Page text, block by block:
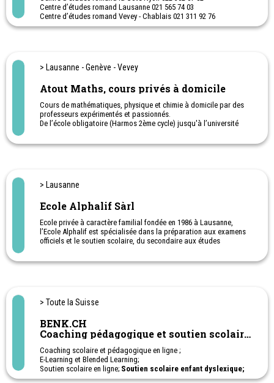
Centre d’études romand Lausanne 021 565 74 03
Centre d’études romand Vevey - Chablais 021 311 92 76
Centre d’études Genève 022 738 18 02
école publique) Cours individuels pour adulte, expatriés
Cours de langues, math, physique, chimie, économie, comptabilité.
Cours à domicile La Côte et Lausanne
> Lausanne - Genève - Vevey
Atout Maths, cours privés à domicile
Cours de mathématiques, physique et chimie à domicile par des
professeurs expérimentés et passionnés.
De l’école obligatoire (Harmos 2ème cycle) jusqu'à l’université
> Lausanne
Ecole Alphalif Sàrl
Ecole privée à caractère familial fondée en 1986 à Lausanne,
l’Ecole Alphalif est spécialisée dans la préparation aux examens
officiels et le soutien scolaire, du secondaire aux études
> Toute la Suisse
BENK.CH
Coaching pédagogique et soutien scolaire
en ligne
Coaching scolaire et pédagogique en ligne ;
E-Learning et Blended Learning;
Soutien scolaire en ligne; Soutien scolaire enfant dyslexique;
Soutien scolaire enfant TDAH; Soutien scolaire enfant haut-